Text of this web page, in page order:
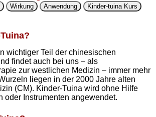
Wirkung Anwendung
Kinder-tuina Kurs
wichtiger Teil der chinesischen
findet auch bei uns – als
zur westlichen Medizin – immer mehr
liegen in der 2000 Jahre alten
(CM). Kinder-Tuina wird ohne Hilfe
oder Instrumenten angewendet.